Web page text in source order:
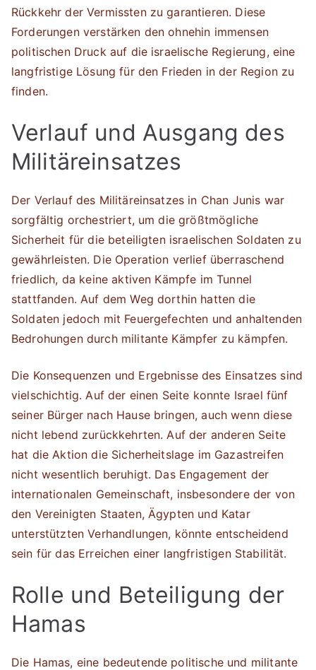
Rückkehr der Vermissten zu garantieren. Diese
Forderungen verstärken den ohnehin immensen
politischen Druck auf die israelische Regierung, eine
langfristige Lösung für den Frieden in der Region zu
finden.
Verlauf und Ausgang des
Militäreinsatzes
Der Verlauf des Militäreinsatzes in Chan Junis war
sorgfältig orchestriert, um die größtmögliche
Sicherheit für die beteiligten israelischen Soldaten zu
gewährleisten. Die Operation verlief überraschend
friedlich, da keine aktiven Kämpfe im Tunnel
stattfanden. Auf dem Weg dorthin hatten die
Soldaten jedoch mit Feuergefechten und anhaltenden
Bedrohungen durch militante Kämpfer zu kämpfen.
Die Konsequenzen und Ergebnisse des Einsatzes sind
vielschichtig. Auf der einen Seite konnte Israel fünf
seiner Bürger nach Hause bringen, auch wenn diese
nicht lebend zurückkehrten. Auf der anderen Seite
hat die Aktion die Sicherheitslage im Gazastreifen
nicht wesentlich beruhigt. Das Engagement der
internationalen Gemeinschaft, insbesondere der von
den Vereinigten Staaten, Ägypten und Katar
unterstützten Verhandlungen, könnte entscheidend
sein für das Erreichen einer langfristigen Stabilität.
Rolle und Beteiligung der
Hamas
Die Hamas, eine bedeutende politische und militante